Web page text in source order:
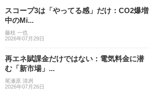
スコープ3は「やってる感」だけ：CO2爆増
中のMi...
藤枝 一也
2026年07月29日
再エネ賦課金だけではない：電気料金に潜
む「新市場」...
尾瀬原 清冽
2026年07月26日